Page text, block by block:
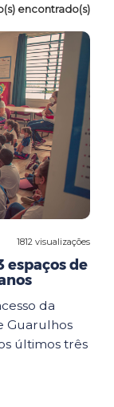
encontrado(s)
1812 visualizações
espaços de
da
Guarulhos
últimos três